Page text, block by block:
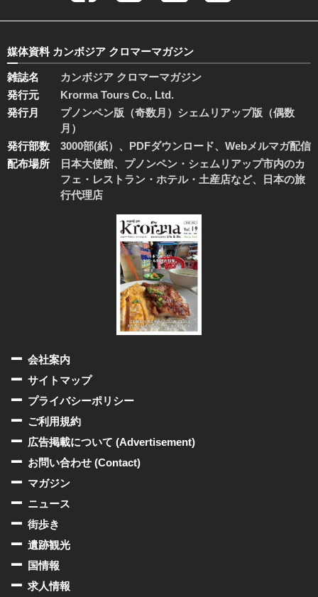
媒体資料 カンボジア クロマーマガジン
雑誌名
カンボジア クロマーマガジン
発行元
Krorma Tours Co., Ltd.
発行月
プノンペン版（奇数月）シェムリアップ版（偶数
月）
発行部数
3000部(紙）、PDFダウンロード、Webメルマガ配信
配布場所
日本大使館、プノンペン・シェムリアップ市内のカ
フェ・レストラン・ホテル・土産店など、日本の旅
行代理店
会社案内
サイトマップ
プライバシーポリシー
ご利用規約
広告掲載について (Advertisement)
お問い合わせ (Contact)
マガジン
ニュース
街歩き
遺跡観光
国情報
求人情報